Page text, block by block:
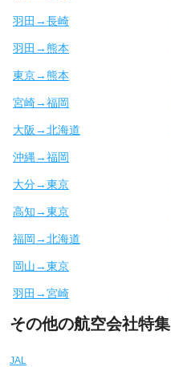
羽田→長崎
羽田→熊本
東京→熊本
宮崎→福岡
大阪→北海道
沖縄→福岡
大分→東京
高知→東京
福岡→北海道
岡山→東京
羽田→宮崎
その他の航空会社特集
JAL